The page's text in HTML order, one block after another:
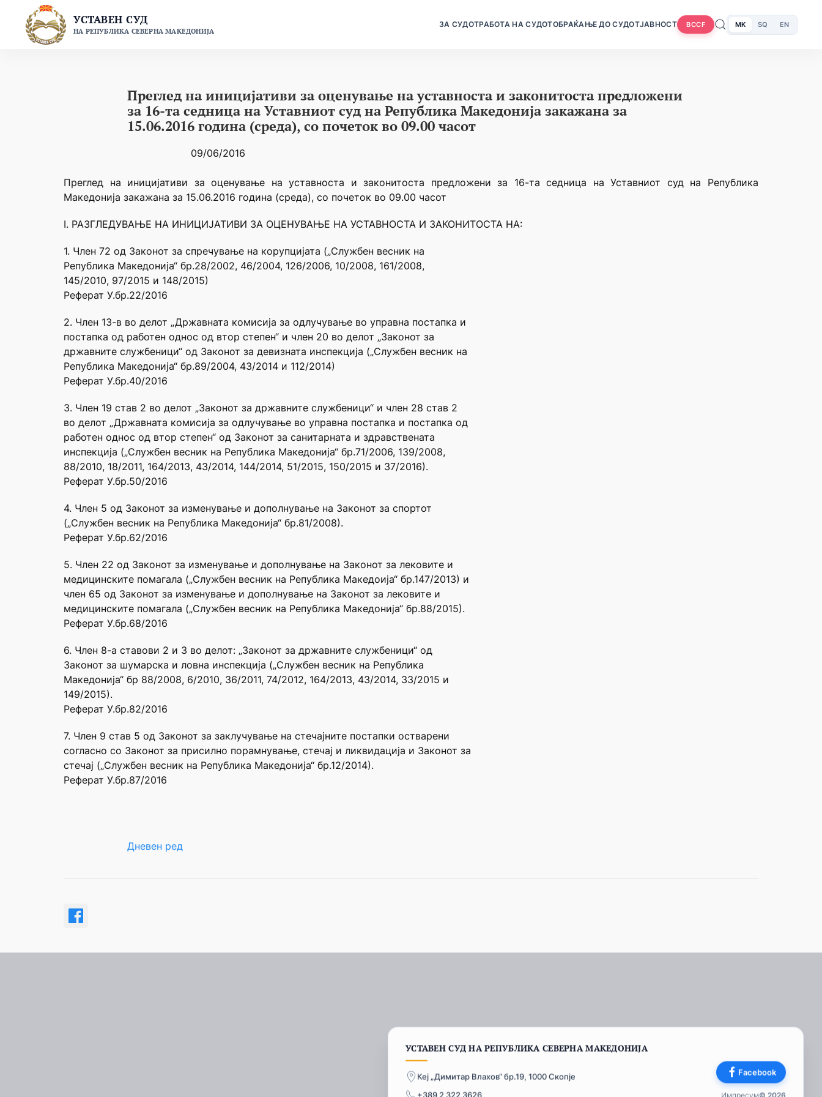
content
УСТАВЕН СУД
НА РЕПУБЛИКА СЕВЕРНА МАКЕДОНИЈА
ЗА СУДОТРАБОТА НА СУДОТОБРАЌАЊЕ ДО СУДОТЈАВНОСТ BCCF MK SQ EN
Преглед на иницијативи за оценување на уставноста и законитоста предложени
за 16-та седница на Уставниот суд на Република Македонија закажана за
15.06.2016 година (среда), со почеток во 09.00 часот
09/06/2016
Преглед на иницијативи за оценување на уставноста и законитоста предложени за 16-та седница на Уставниот суд на Република
Македонија закажана за 15.06.2016 година (среда), со почеток во 09.00 часот
I. РАЗГЛЕДУВАЊЕ НА ИНИЦИЈАТИВИ ЗА ОЦЕНУВАЊЕ НА УСТАВНОСТА И ЗАКОНИТОСТА НА:
1. Член 72 од Законот за спречување на корупцијата („Службен весник на
Република Македонија“ бр.28/2002, 46/2004, 126/2006, 10/2008, 161/2008,
145/2010, 97/2015 и 148/2015)
Реферат У.бр.22/2016
2. Член 13-в во делот „Државната комисија за одлучување во управна постапка и
постапка од работен однос од втор степен“ и член 20 во делот „Законот за
државните службеници“ од Законот за девизната инспекција („Службен весник на
Република Македонија“ бр.89/2004, 43/2014 и 112/2014)
Реферат У.бр.40/2016
3. Член 19 став 2 во делот „Законот за државните службеници“ и член 28 став 2
во делот „Државната комисија за одлучување во управна постапка и постапка од
работен однос од втор степен“ од Законот за санитарната и здравствената
инспекција („Службен весник на Република Македонија“ бр.71/2006, 139/2008,
88/2010, 18/2011, 164/2013, 43/2014, 144/2014, 51/2015, 150/2015 и 37/2016).
Реферат У.бр.50/2016
4. Член 5 од Законот за изменување и дополнување на Законот за спортот
(„Службен весник на Република Македонија“ бр.81/2008).
Реферат У.бр.62/2016
5. Член 22 од Законот за изменување и дополнување на Законот за лековите и
медицинските помагала („Службен весник на Република Македоија“ бр.147/2013) и
член 65 од Законот за изменување и дополнување на Законот за лековите и
медицинските помагала („Службен весник на Република Македонија“ бр.88/2015).
Реферат У.бр.68/2016
6. Член 8-а ставови 2 и 3 во делот: „Законот за државните службеници“ од
Законот за шумарска и ловна инспекција („Службен весник на Република
Македонија“ бр 88/2008, 6/2010, 36/2011, 74/2012, 164/2013, 43/2014, 33/2015 и
149/2015).
Реферат У.бр.82/2016
7. Член 9 став 5 од Законот за заклучување на стечајните постапки остварени
согласно со Законот за присилно порамнување, стечај и ликвидација и Законот за
стечај („Службен весник на Република Македонија“ бр.12/2014).
Реферат У.бр.87/2016
Дневен ред
УСТАВЕН СУД НА РЕПУБЛИКА СЕВЕРНА МАКЕДОНИЈА
Кеј „Димитар Влахов“ бр.19, 1000 Скопје
Facebook
Импресум© 2026